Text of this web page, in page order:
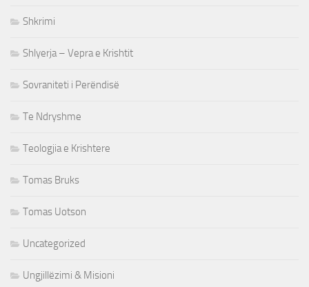
Shkrimi
Shlyerja – Vepra e Krishtit
Sovraniteti i Perëndisë
Te Ndryshme
Teologjia e Krishtere
Tomas Bruks
Tomas Uotson
Uncategorized
Ungjillëzimi & Misioni